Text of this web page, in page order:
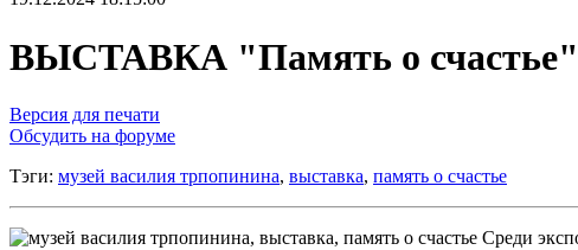
ВЫСТАВКА "Память о счастье"
Версия для печати
Обсудить на форуме
Тэги: музей василия трпопинина, выставка, память о счастье
Среди